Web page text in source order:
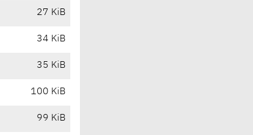
27 KiB
34 KiB
35 KiB
100 KiB
99 KiB